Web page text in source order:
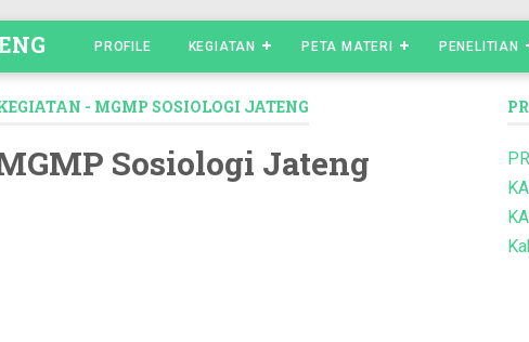
PROFILE KEGIATAN PETA MATERI PENELITIAN
- MGMP SOSIOLOGI JATENG
Sosiologi Jateng